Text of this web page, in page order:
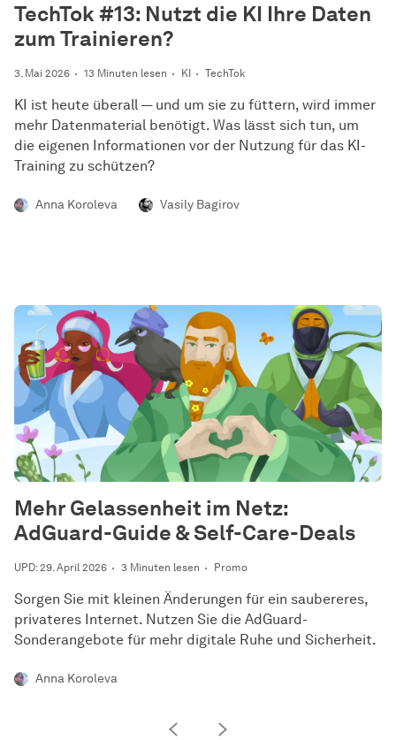
3. Mai 2026 13 Minuten lesen KI TechTok
TechTok #13: Nutzt die KI Ihre Daten
zum Trainieren?
KI ist heute überall — und um sie zu füttern, wird immer
mehr Datenmaterial benötigt. Was lässt sich tun, um
die eigenen Informationen vor der Nutzung für das KI-
Training zu schützen?
Anna Koroleva Vasily Bagirov
UPD: 29. April 2026 3 Minuten lesen Promo
Mehr Gelassenheit im Netz:
AdGuard-Guide & Self-Care-Deals
Sorgen Sie mit kleinen Änderungen für ein saubereres,
privateres Internet. Nutzen Sie die AdGuard-
Sonderangebote für mehr digitale Ruhe und Sicherheit.
Anna Koroleva